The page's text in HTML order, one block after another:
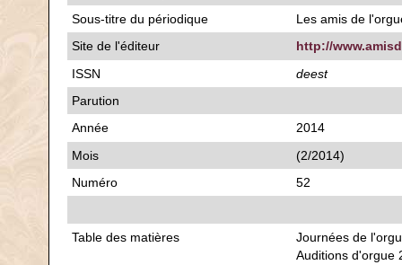
Sous-titre du périodique
Les amis de
Site de l'éditeur
http://
ISSN
deest
Parution
Année
2014
Mois
(2/2014)
Numéro
52
Table des matières
Journées de
Auditions d'orgue